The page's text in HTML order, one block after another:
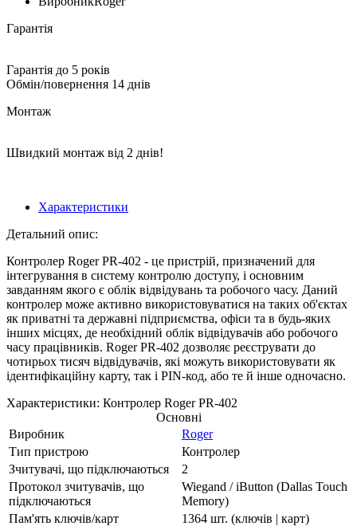
Гарантія
Гарантія до 5 років
Обмін/повернення 14 днів
Монтаж
Швидкий монтаж від 2 днів!
Характеристики
Детальний опис:
Контролер Roger PR-402 - це пристрій, призначений для
інтегрування в систему контролю доступу, і основним
завданням якого є облік відвідувань та робочого часу. Даний
контролер може активно використовуватися на таких об'єктах
як приватні та державні підприємства, офіси та в будь-яких
інших місцях, де необхідний облік відвідувачів або робочого
часу працівників. Roger PR-402 дозволяє реєструвати до
чотирьох тисяч відвідувачів, які можуть використовувати як
ідентифікаційну карту, так і PIN-код, або те й інше одночасно.
Характеристики: Контролер Roger PR-402
Основні
Виробник
Roger
Тип пристрою
Контролер
Зчитувачі, що підключаються
2
Протокол зчитувачів, що
підключаються
Wiegand / iButton (Dallas Touch
Memory)
Пам'ять ключів/карт
1364 шт. (ключів | карт)